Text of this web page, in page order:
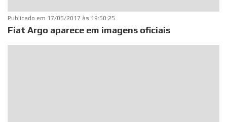
Publicado em 17/05/2017 às 19:50:25
Fiat Argo aparece em imagens oficiais